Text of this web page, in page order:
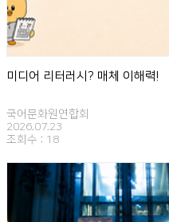
미디어 리터러시? 매체 이해력!
국어문화원연합회
2026.07.23
조회수 : 18